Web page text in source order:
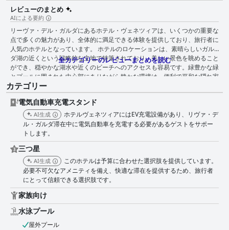
レビューのまとめ
AIによる要約
リーヴァ・デル・ガルダにあるホテル・ヴェネツィアは、いくつかの重要な
点で多くの魅力があり、全体的に満足できる体験を提供しており、旅行者に
人気のホテルとなっています。 ホテルのロケーションは、素晴らしいガル
ダ湖の近くという戦略的な立地で特筆されており、美しい景色を眺めること
ができ、穏やかな湖水や近くのビーチへのアクセスも容易です。緑豊かな緑
とプールに囲まれた中心部にありながら静かな環境は、便利で平和な隠れ家
となっています。電気自動車の充電ポイント付きの駐車場など、十分な駐車
場があることも、車で旅行する人にとって魅力を高めています。 朝食は美
味しく、種類も豊富で、冷製肉やチーズなどの塩味のものから、甘いペスト
リーやパンケーキまで、さまざまなオプションがあり、お客様から一貫して
賞賛されています。種類を増やす必要があるという意見もありますが、ほと
んどのお客様は朝食に満足しています。特に屋上テラスからの素晴らしい山
の景色は、食事体験をさらに高めています。 客室は非常に清潔で、モダン
で快適であると頻繁に評価されていますが、ミニ冷蔵庫などのアメニティを
追加する必要があるという意見も時折あります。お客様は、客室のエアコン
と静かな雰囲気を高く評価しています。バスルームについては、広さを評価
する人もいれば、特定のデザイン要素によるプライバシーの問題を指摘する
人もいるなど、評価は分かれています。 清潔さはホテルの際立った特徴の1
つであり、客室と公共エリアの両方の手入れが行き届いていることがお客様
から一貫して称賛されています。毎日の清掃と手入れの行き届いたプールエ
リアが、新鮮で魅力的な環境を作り出しています。 スタッフは、その並外
れた親しみやすさと親切さで繰り返し評価されています。お客様は、気配り
全カテゴリーのレビューまとめを読む
カテゴリー
電気自動車充電スタンド
AI生成
ホテルヴェネツィアにはEV充電設備があり、リヴァ・デ
ル・ガルダ滞在中に電気自動車を充電する必要があるゲストをサポー
トします。
三つ星
AI生成
このホテルは予算に合わせた選択肢を提供しています。
必要不可欠なアメニティを備え、快適な滞在を提供するため、旅行者
にとって信頼できる選択肢です。
家族向け
水泳プール
屋外プール